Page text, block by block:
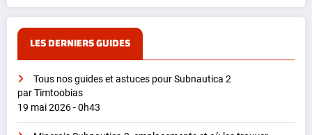
LES DERNIERS GUIDES
Tous nos guides et astuces pour Subnautica 2
par Timtoobias
19 mai 2026 - 0h43